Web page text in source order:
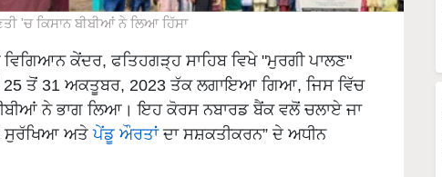
'ਚ ਕਿਸਾਨ ਬੀਬੀਆਂ ਨੇ ਲਿਆ ਹਿੱਸਾ
ਵਿਗਿਆਨ ਕੇਂਦਰ, ਫਤਿਹਗੜ੍ਹ ਸਾਹਿਬ ਵਿਖੇ "ਮੁਰਗੀ ਪਾਲਣ"
25 ਤੋਂ 31 ਅਕਤੂਬਰ, 2023 ਤੱਕ ਲਗਾਇਆ ਗਿਆ, ਜਿਸ ਵਿੱਚ
ਨੇ ਭਾਗ ਲਿਆ। ਇਹ ਕੋਰਸ ਨਬਾਰਡ ਬੈਂਕ ਵਲੋਂ ਚਲਾਏ ਜਾ
ਸੁਰੱਖਿਆ ਅਤੇਪੇਂਡੂ ਔਰਤਾਂਦਾ ਸਸ਼ਕਤੀਕਰਨ” ਦੇ ਅਧੀਨ